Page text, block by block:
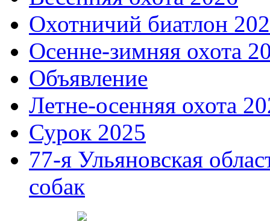
Охотничий биатлон
Осенне-зимняя охота
Объявление
Летне-осенняя охота
Сурок 2025
77-я Ульяновская
собак